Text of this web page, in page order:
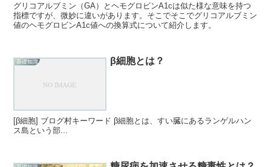
グリコアルブミン（GA）とヘモグロビンA1cは似た様な意味を持つ
指標ですが、微妙に違いがあります。そこでそこでグリコアルブミン
値のヘモグロビンA1c値への換算式について紹介します。
基礎知識 β細胞とは？
[β細胞] ブログ村キーワード β細胞とは、すい臓にあるランゲルハン
ス島という部...